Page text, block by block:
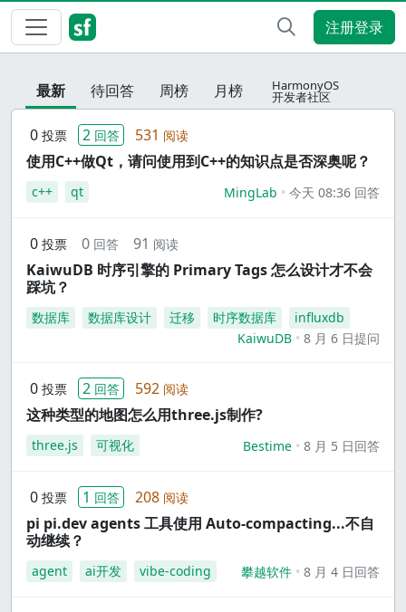
注册登录
最新 待回答 周榜 月榜 HarmonyOS
开发者社区
0 投票 2 回答 531 阅读
使用C++做Qt，请问使用到C++的知识点是否深奥呢？
c++ qt MingLab 今天 08:36 回答
0 投票 0 回答 91 阅读
KaiwuDB 时序引擎的 Primary Tags 怎么设计才不会
踩坑？
数据库 数据库设计 迁移 时序数据库
influxdb
KaiwuDB
8 月 6 日提问
0 投票 2 回答 592 阅读
这种类型的地图怎么用three.js制作?
three.js 可视化 Bestime 8 月 5 日回答
0 投票 1 回答 208 阅读
pi pi.dev agents 工具使用 Auto-compacting...不自
动继续？
agent ai开发 vibe-coding 攀越软件 8 月 4 日回答